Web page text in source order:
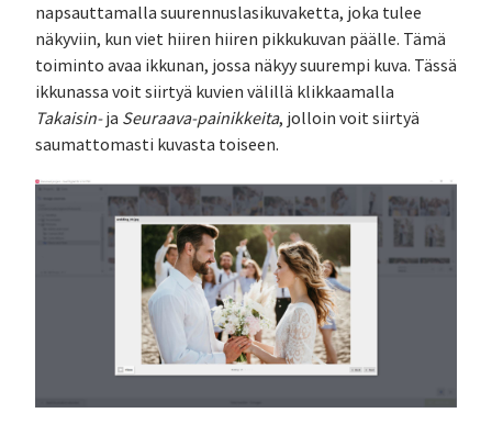
napsauttamalla suurennuslasikuvaketta, joka tulee
näkyviin, kun viet hiiren hiiren pikkukuvan päälle. Tämä
toiminto avaa ikkunan, jossa näkyy suurempi kuva. Tässä
ikkunassa voit siirtyä kuvien välillä klikkaamalla
Takaisin-ja Seuraava-painikkeita, jolloin voit siirtyä
saumattomasti kuvasta toiseen.